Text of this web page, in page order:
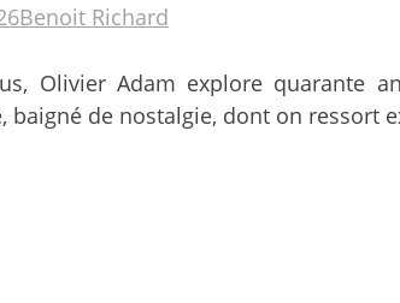
Benoit Richard
Olivier Adam explore quarante
baigné de nostalgie, dont on ressort